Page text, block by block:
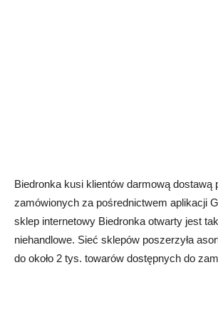
Biedronka kusi klientów darmową dostawą
zamówionych za pośrednictwem aplikacji
sklep internetowy Biedronka otwarty jest
niehandlowe. Sieć sklepów poszerzyła
do około 2 tys. towarów dostępnych do